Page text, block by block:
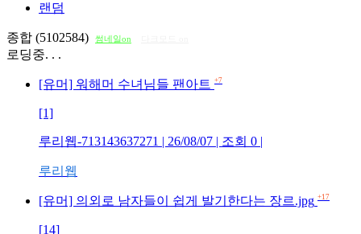
랜덤
종합 (5102584) 썸네일on
로딩중. . .
[유머] 워해머 수녀님들 팬아트 +7
[1]
루리웹-713143637271 | 26/08/07 | 조회 0 |
루리웹
[유머] 의외로 남자들이 쉽게 발기한다는 장르.jpg +17
[14]